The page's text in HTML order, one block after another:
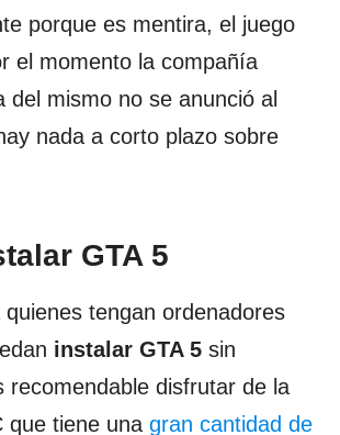
porque es mentira, el juego
el momento la compañía
del mismo no se anunció al
nada a corto plazo sobre
GTA 5
tengan ordenadores
instalar GTA 5 sin
recomendable disfrutar de la
que tiene una gran cantidad de